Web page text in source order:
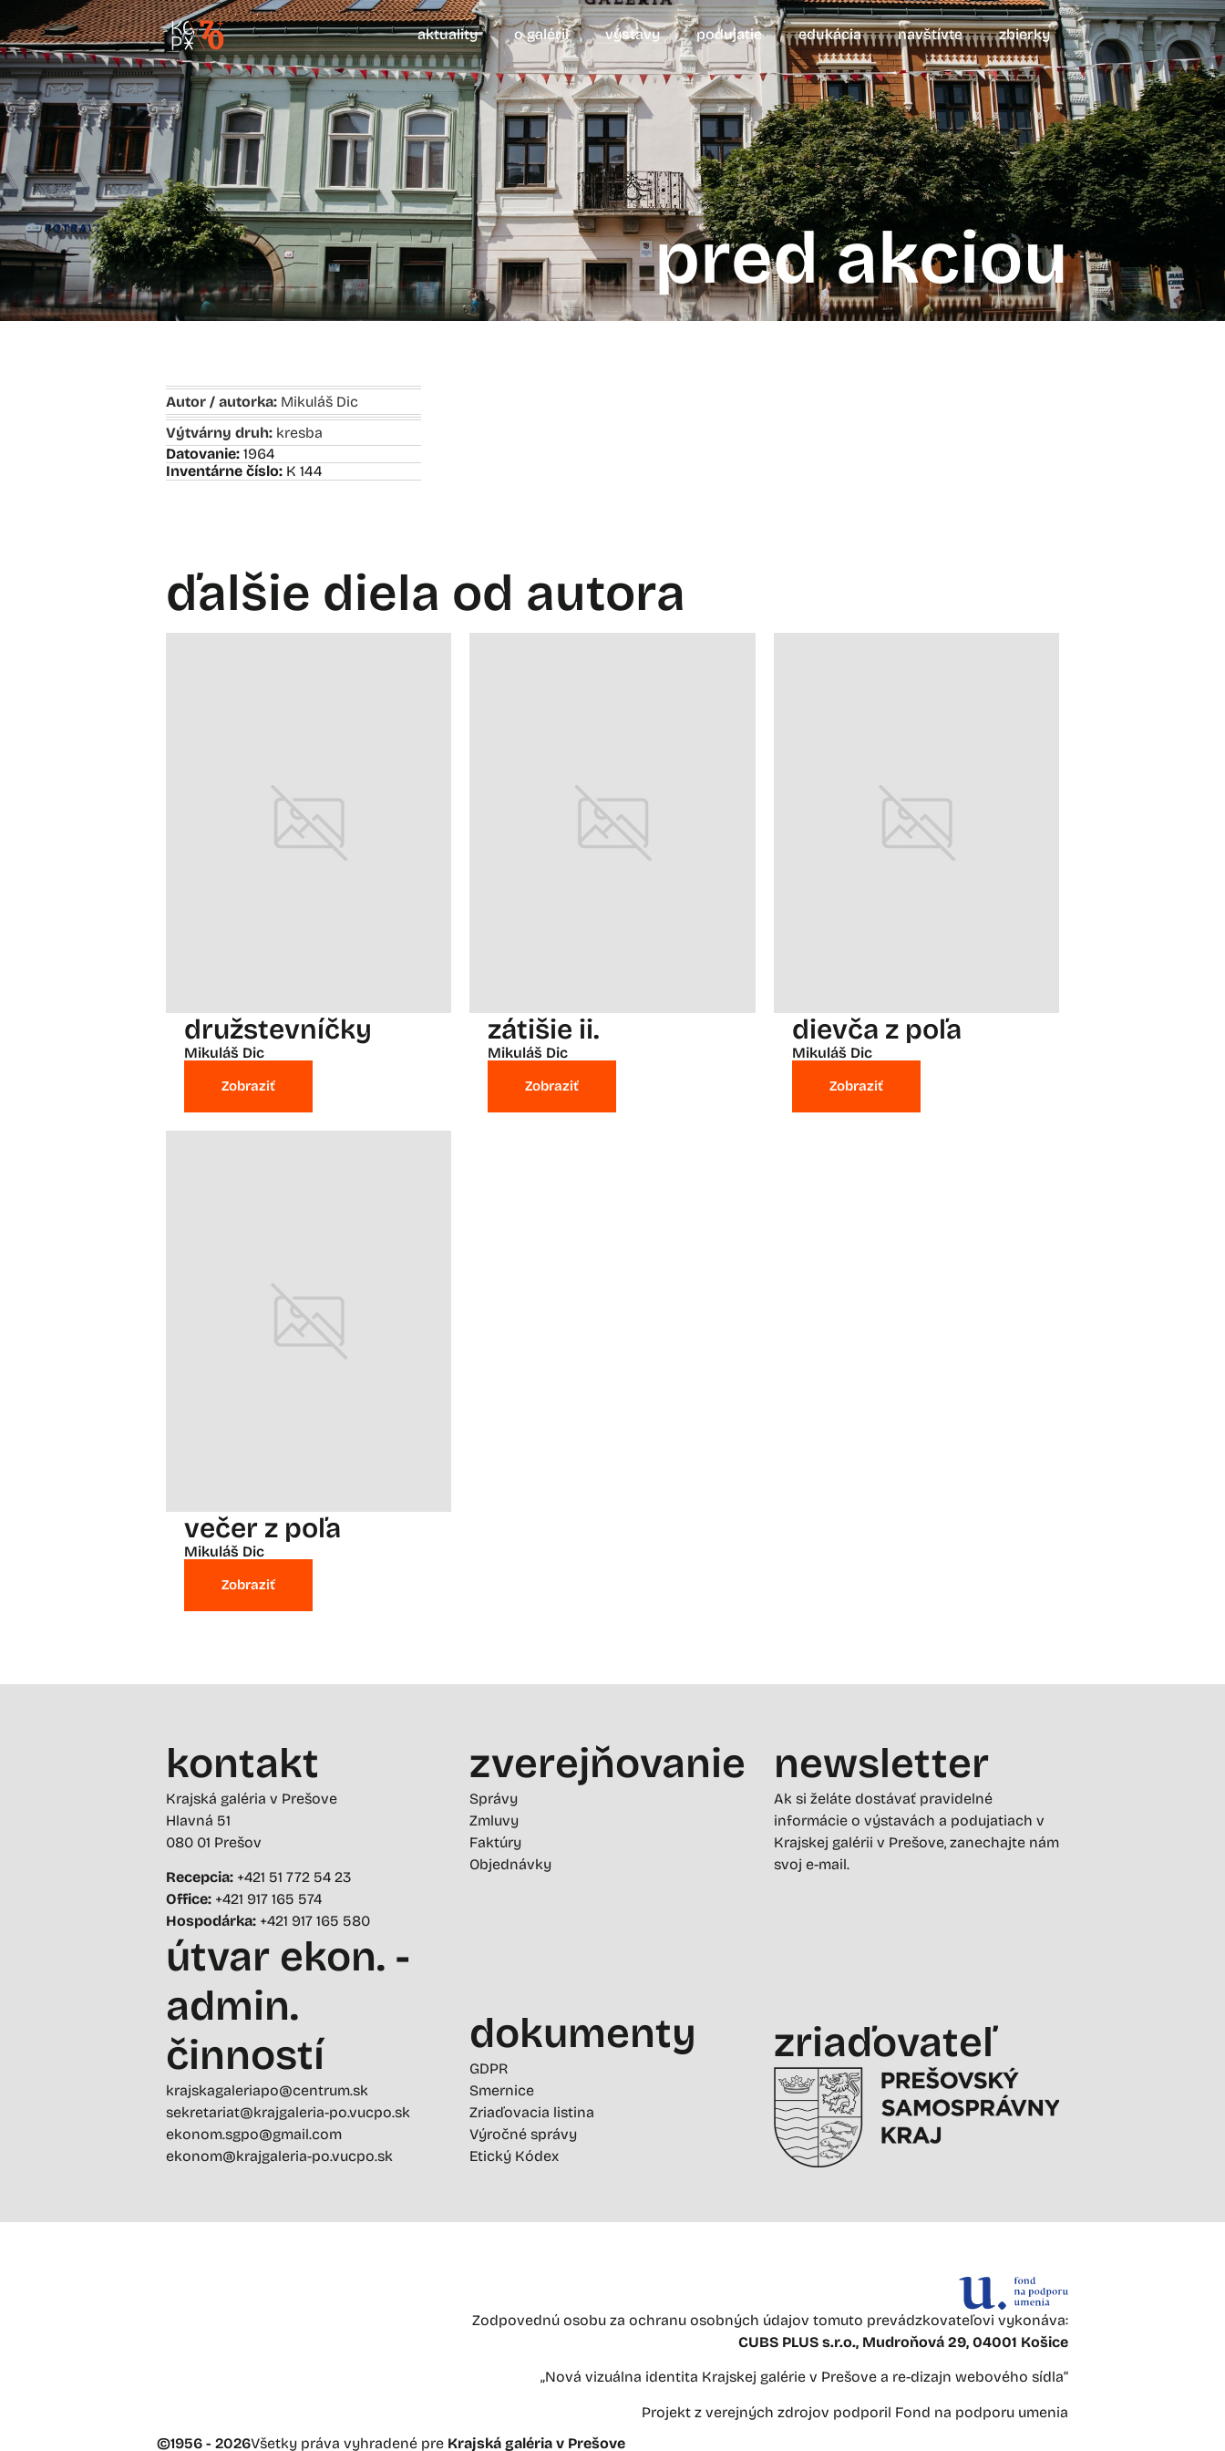
aktuality o galérii výstavy podujatie edukácia navštívte zbierky
pred akciou
Autor / autorka: Mikuláš Dic
Výtvárny druh: kresba
Datovanie: 1964
Inventárne číslo: K 144
ďalšie diela od autora
družstevníčky
Mikuláš Dic
Zobraziť
zátišie ii.
Mikuláš Dic
Zobraziť
dievča z poľa
Mikuláš Dic
Zobraziť
večer z poľa
Mikuláš Dic
Zobraziť
kontakt
Krajská galéria v Prešove
Hlavná 51
080 01 Prešov
Recepcia: +421 51 772 54 23
Office: +421 917 165 574
Hospodárka: +421 917 165 580
útvar ekon. -
admin.
činností
krajskagaleriapo@centrum.sk
sekretariat@krajgaleria-po.vucpo.sk
ekonom.sgpo@gmail.com
ekonom@krajgaleria-po.vucpo.sk
zverejňovanie
Správy
Zmluvy
Faktúry
Objednávky
dokumenty
GDPR
Smernice
Zriaďovacia listina
Výročné správy
Etický Kódex
newsletter
Ak si želáte dostávať pravidelné
informácie o výstavách a podujatiach v
Krajskej galérii v Prešove, zanechajte nám
svoj e-mail.
zriaďovateľ
Zodpovednú osobu za ochranu osobných údajov tomuto prevádzkovateľovi vykonáva:
CUBS PLUS s.r.o., Mudroňová 29, 04001 Košice
„Nová vizuálna identita Krajskej galérie v Prešove a re-dizajn webového sídla“
Projekt z verejných zdrojov podporil Fond na podporu umenia
©1956 - 2026Všetky práva vyhradené pre Krajská galéria v Prešove